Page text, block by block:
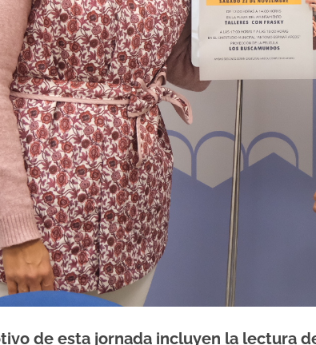
de esta jornada incluyen la lectura